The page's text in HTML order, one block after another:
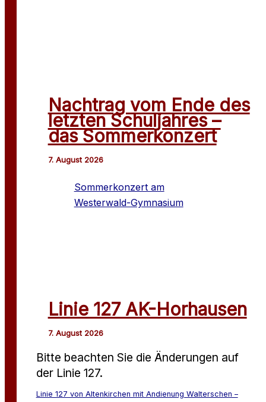
Nachtrag vom Ende des
letzten Schuljahres –
das Sommerkonzert
Sommerkonzert am
Westerwald-Gymnasium
Linie 127 AK-Horhausen
Bitte beachten Sie die Änderungen auf
der Linie 127.
Linie 127 von Altenkirchen mit Andienung Walterschen –